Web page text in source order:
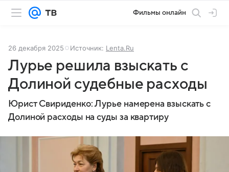
Фильмы онлайн
26 декабря 2025 Источник: Lenta.Ru
Лурье решила взыскать с
Долиной судебные расходы
Юрист Свириденко: Лурье намерена взыскать с
Долиной расходы на суды за квартиру